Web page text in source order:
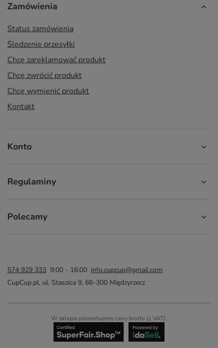
Zamówienia
Status zamówienia
Śledzenie przesyłki
Chcę zareklamować produkt
Chcę zwrócić produkt
Chcę wymienić produkt
Kontakt
Konto
Regulaminy
Polecamy
574 929 333 9:00 - 16:00 info.cupcup@gmail.com
CupCup.pl, ul. Staszica 9, 66-300 Międzyrzecz
W sklepie prezentujemy ceny brutto (z VAT).